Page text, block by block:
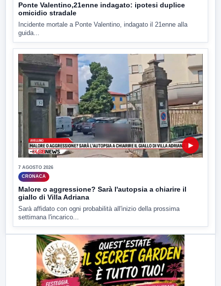
Ponte Valentino,21enne indagato: ipotesi duplice
omicidio stradale
Incidente mortale a Ponte Valentino, indagato il 21enne alla
guida...
▶
7 AGOSTO 2026
CRONACA
Malore o aggressione? Sarà l'autopsia a chiarire il
giallo di Villa Adriana
Sarà affidato con ogni probabilità all'inizio della prossima
settimana l'incarico...